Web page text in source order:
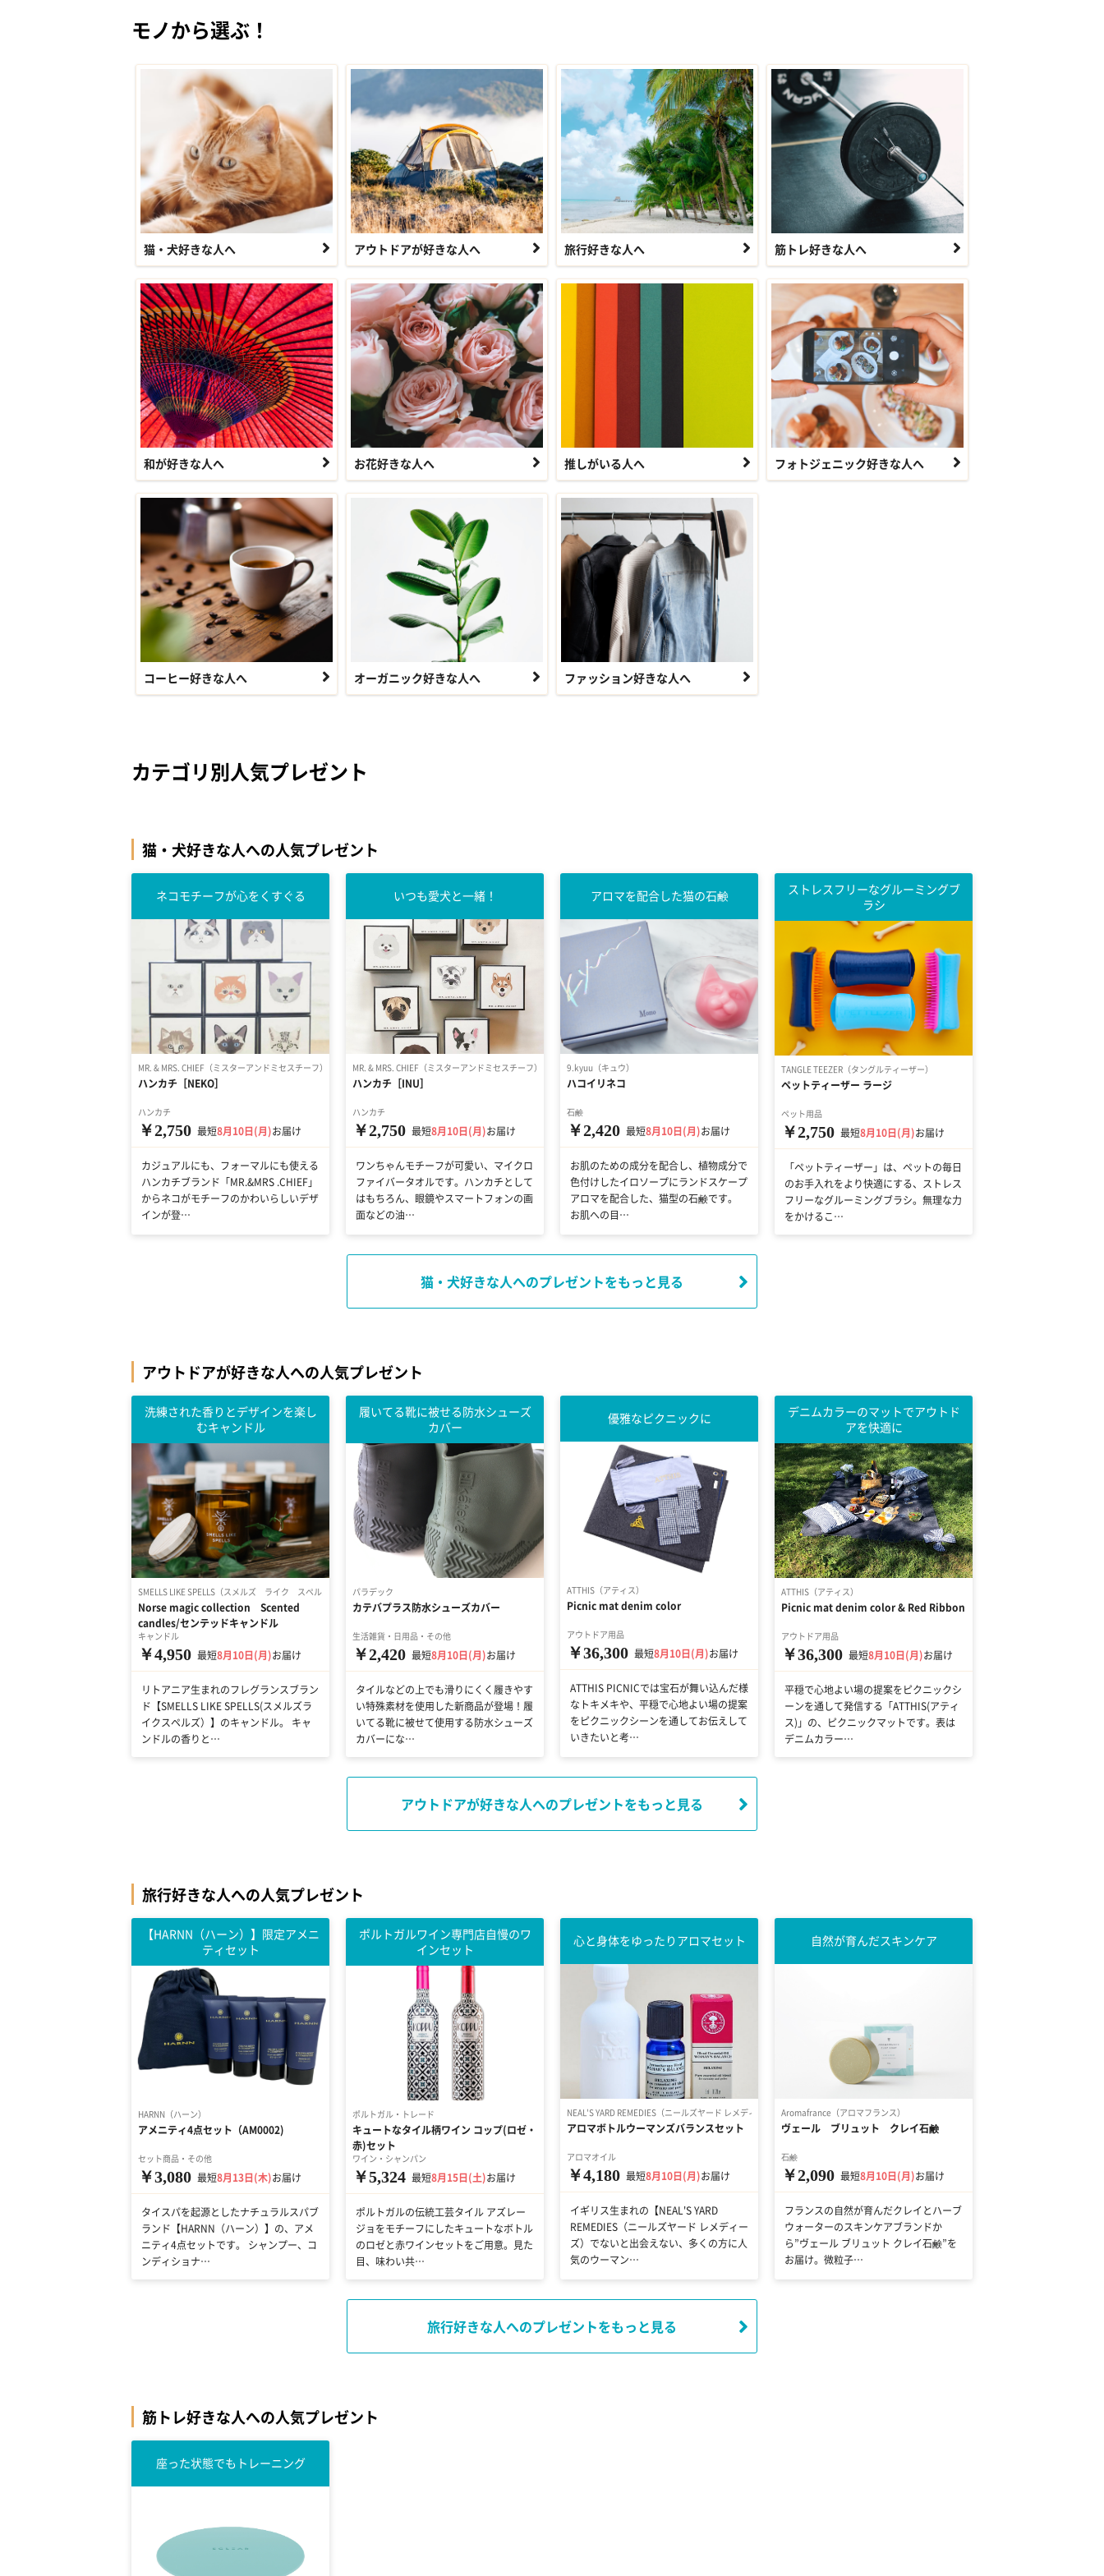
モノから選ぶ！
猫・犬好きな人へ アウトドアが好きな人へ 旅行好きな人へ 筋トレ好きな人へ
和が好きな人へ お花好きな人へ 推しがいる人へ フォトジェニック好きな人へ
コーヒー好きな人へ オーガニック好きな人へ ファッション好きな人へ
カテゴリ別人気プレゼント
猫・犬好きな人への人気プレゼント
ネコモチーフが心をくすぐる
MR. & MRS. CHIEF（ミスターアンドミセスチーフ）
ハンカチ［NEKO］
ハンカチ
￥2,750 最短8月10日(月)お届け
カジュアルにも、フォーマルにも使える
ハンカチブランド「MR.&MRS .CHIEF」
からネコがモチーフのかわいらしいデザ
インが登…
いつも愛犬と一緒！
MR. & MRS. CHIEF（ミスターアンドミセスチーフ）
ハンカチ［INU］
ハンカチ
￥2,750 最短8月10日(月)お届け
ワンちゃんモチーフが可愛い、マイクロ
ファイバータオルです。ハンカチとして
はもちろん、眼鏡やスマートフォンの画
面などの油…
アロマを配合した猫の石鹸
9.kyuu（キュウ）
ハコイリネコ
石鹸
￥2,420 最短8月10日(月)お届け
お肌のための成分を配合し、植物成分で
色付けしたイロソープにランドスケープ
アロマを配合した、猫型の石鹸です。
お肌への目…
ストレスフリーなグルーミングブ
ラシ
TANGLE TEEZER（タングルティーザー）
ペットティーザー ラージ
ペット用品
￥2,750 最短8月10日(月)お届け
「ペットティーザー」は、ペットの毎日
のお手入れをより快適にする、ストレス
フリーなグルーミングブラシ。無理な力
をかけるこ…
猫・犬好きな人へのプレゼントをもっと見る
アウトドアが好きな人への人気プレゼント
洗練された香りとデザインを楽し
むキャンドル
SMELLS LIKE SPELLS（スメルズ ライク スペルズ）
Norse magic collection Scented
candles/センテッドキャンドル
キャンドル
￥4,950 最短8月10日(月)お届け
リトアニア生まれのフレグランスブラン
ド【SMELLS LIKE SPELLS(スメルズラ
イクスペルズ）】のキャンドル。 キャ
ンドルの香りと…
履いてる靴に被せる防水シューズ
カバー
パラデック
カテバプラス防水シューズカバー
生活雑貨・日用品・その他
￥2,420 最短8月10日(月)お届け
タイルなどの上でも滑りにくく履きやす
い特殊素材を使用した新商品が登場！履
いてる靴に被せて使用する防水シューズ
カバーにな…
優雅なピクニックに
ATTHIS（アティス）
Picnic mat denim color
アウトドア用品
￥36,300 最短8月10日(月)お届け
ATTHIS PICNICでは宝石が舞い込んだ様
なトキメキや、平穏で心地よい場の提案
をピクニックシーンを通してお伝えして
いきたいと考…
デニムカラーのマットでアウトド
アを快適に
ATTHIS（アティス）
Picnic mat denim color & Red Ribbon
アウトドア用品
￥36,300 最短8月10日(月)お届け
平穏で心地よい場の提案をピクニックシ
ーンを通して発信する「ATTHIS(アティ
ス)」の、ピクニックマットです。表は
デニムカラー…
アウトドアが好きな人へのプレゼントをもっと見る
旅行好きな人への人気プレゼント
【HARNN（ハーン）】限定アメニ
ティセット
HARNN（ハーン）
アメニティ4点セット（AM0002)
セット商品・その他
￥3,080 最短8月13日(木)お届け
タイスパを起源としたナチュラルスパブ
ランド【HARNN（ハーン）】の、アメ
ニティ4点セットです。 シャンプー、コ
ンディショナ…
ポルトガルワイン専門店自慢のワ
インセット
ポルトガル・トレード
キュートなタイル柄ワイン コップ(ロゼ・
赤)セット
ワイン・シャンパン
￥5,324 最短8月15日(土)お届け
ポルトガルの伝統工芸タイル アズレー
ジョをモチーフにしたキュートなボトル
のロゼと赤ワインセットをご用意。見た
目、味わい共…
心と身体をゆったりアロマセット
NEAL'S YARD REMEDIES（ニールズヤード レメディーズ）
アロマボトルウーマンズバランスセット
アロマオイル
￥4,180 最短8月10日(月)お届け
イギリス生まれの【NEAL'S YARD
REMEDIES（ニールズヤード レメディー
ズ）でないと出会えない、多くの方に人
気のウーマン…
自然が育んだスキンケア
Aromafrance（アロマフランス）
ヴェール ブリュット クレイ石鹸
石鹸
￥2,090 最短8月10日(月)お届け
フランスの自然が育んだクレイとハーブ
ウォーターのスキンケアブランドか
ら”ヴェール ブリュット クレイ石鹸”を
お届け。微粒子…
旅行好きな人へのプレゼントをもっと見る
筋トレ好きな人への人気プレゼント
座った状態でもトレーニング